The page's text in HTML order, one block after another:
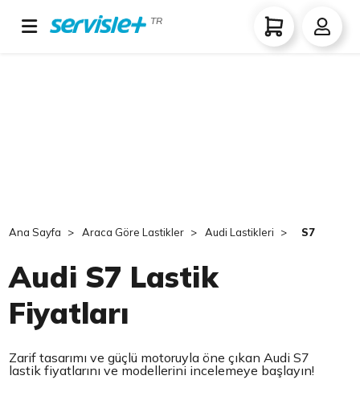
TR
Ana Sayfa Araca Göre Lastikler Audi Lastikleri S7
Audi S7 Lastik
Fiyatları
Zarif tasarımı ve güçlü motoruyla öne çıkan Audi S7
lastik fiyatlarını ve modellerini incelemeye başlayın!